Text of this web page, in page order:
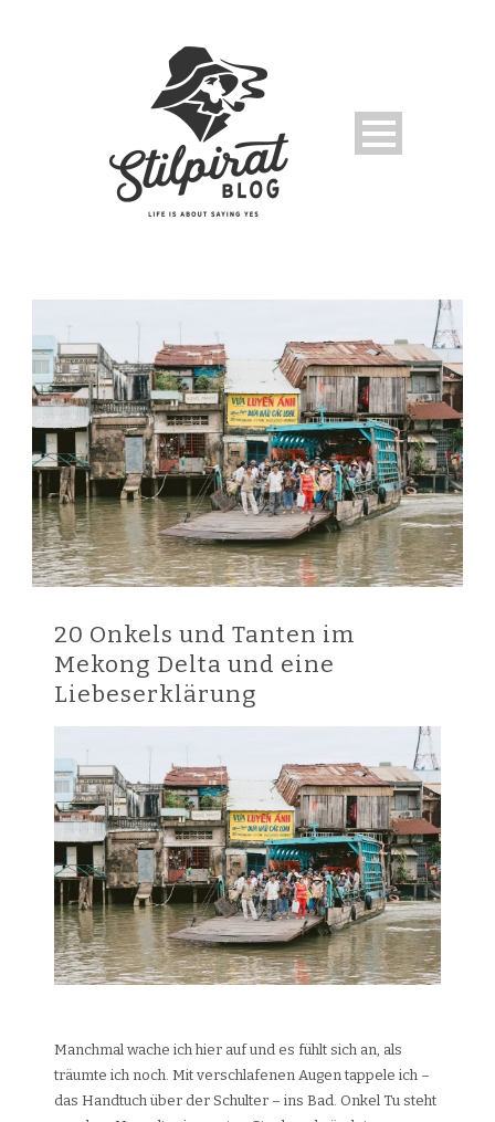
20 Onkels und Tanten im
Mekong Delta und eine
Liebeserklärung
Manchmal wache ich hier auf und es fühlt sich an, als
träumte ich noch. Mit verschlafenen Augen tappele ich –
das Handtuch über der Schulter – ins Bad. Onkel Tu steht